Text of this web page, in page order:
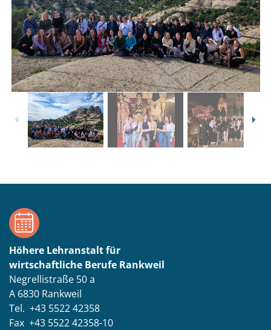
1/12
Höhere Lehranstalt für
wirtschaftliche Berufe Rankweil
Negrellistraße 50 a
A 6830 Rankweil
Tel. +43 5522 42358
Fax +43 5522 42358-10